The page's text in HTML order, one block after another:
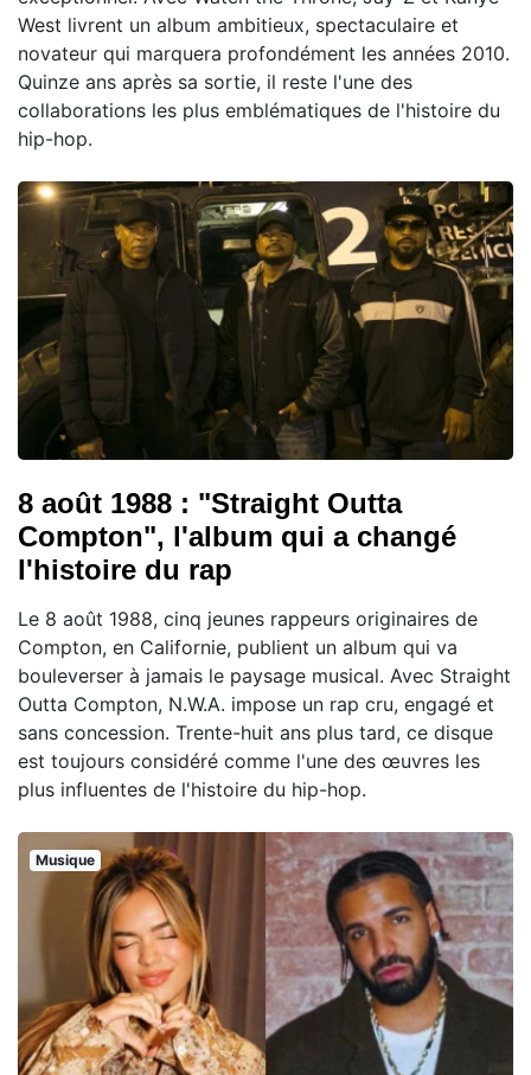
West livrent un album ambitieux, spectaculaire et
novateur qui marquera profondément les années 2010.
Quinze ans après sa sortie, il reste l'une des
collaborations les plus emblématiques de l'histoire du
hip-hop.
8 août 1988 : "Straight Outta
Compton", l'album qui a changé
l'histoire du rap
Le 8 août 1988, cinq jeunes rappeurs originaires de
Compton, en Californie, publient un album qui va
bouleverser à jamais le paysage musical. Avec Straight
Outta Compton, N.W.A. impose un rap cru, engagé et
sans concession. Trente-huit ans plus tard, ce disque
est toujours considéré comme l'une des œuvres les
plus influentes de l'histoire du hip-hop.
Musique